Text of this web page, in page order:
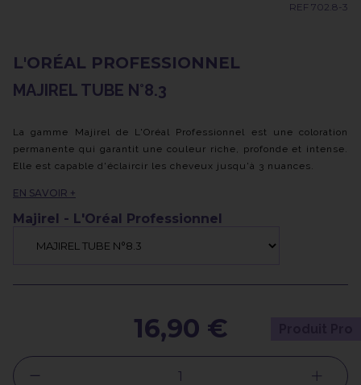
REF 702.8-3
L'ORÉAL PROFESSIONNEL
MAJIREL TUBE N°8.3
La gamme Majirel de L'Oréal Professionnel est une coloration
permanente qui garantit une couleur riche, profonde et intense.
Elle est capable d'éclaircir les cheveux jusqu'à 3 nuances.
assure une couverture complète des cheveux blancs.
Enrichie des principes actifs Ionène G et Incel, cette formule
laissant forts et en bonne santé.
EN SAVOIR +
Majirel - L'Oréal Professionnel
16,90 €